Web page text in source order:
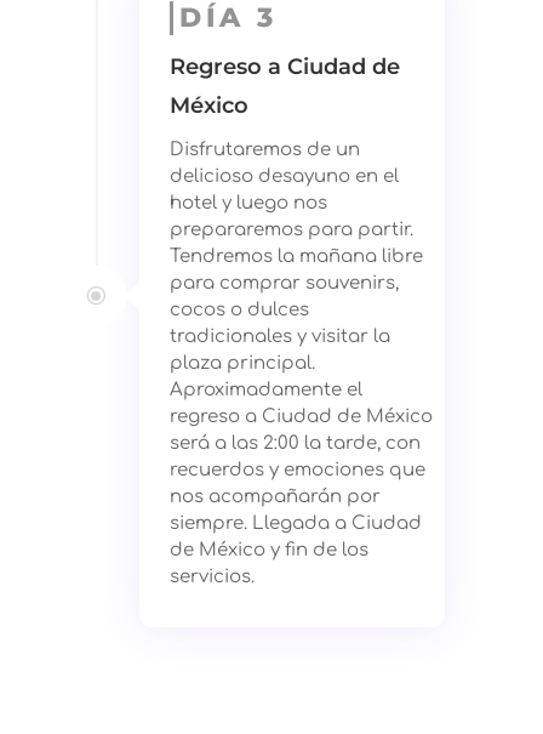
\
DÍA 3
Regreso a Ciudad de
México
Disfrutaremos de un
delicioso desayuno en el
hotel y luego nos
prepararemos para partir.
Tendremos la mañana libre
para comprar souvenirs,
cocos o dulces
tradicionales y visitar la
plaza principal.
Aproximadamente el
regreso a Ciudad de México
será a las 2:00 la tarde, con
recuerdos y emociones que
nos acompañarán por
siempre. Llegada a Ciudad
de México y fin de los
servicios.